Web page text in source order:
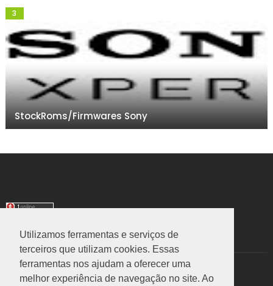
Utilizamos ferramentas e serviços de
terceiros que utilizam cookies. Essas
ferramentas nos ajudam a oferecer uma
melhor experiência de navegação no site. Ao
StockRoms/Firmwares Sony
TRANSLATE
Select Language▼